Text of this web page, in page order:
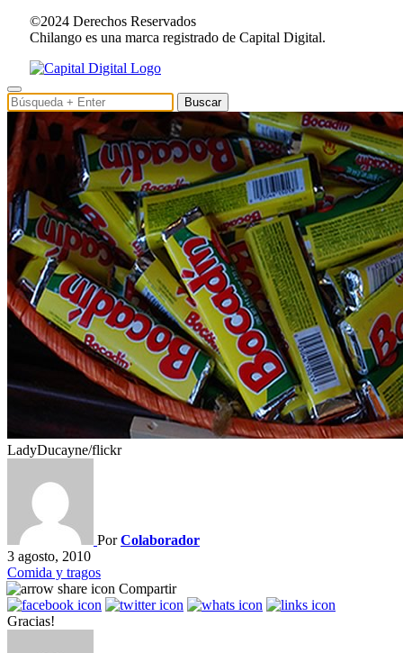
©2024 Derechos Reservados
Chilango es una marca registrado de Capital Digital.
Buscar
LadyDucayne/flickr
PorColaborador
3 agosto, 2010
Comida y tragos
Compartir
Gracias!